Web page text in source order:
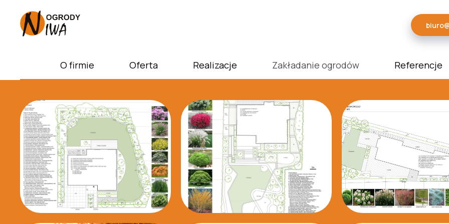
O firmie Realizacje Aranżacje wnętrz Zakładanie ogrodów
Kontakt
O firmie Oferta Realizacje Zakładanie ogrodów Referencje